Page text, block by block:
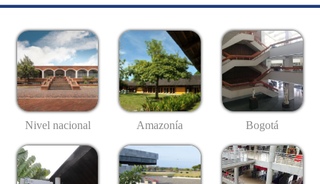
Nivel nacional Amazonía Bogotá